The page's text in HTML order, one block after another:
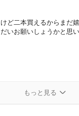
ど二本買えるからまだ
いお願いしょうかと思い
もっと見る